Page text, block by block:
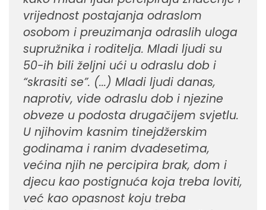
vrijednost postajanja odraslom
osobom i preuzimanja odraslih uloga
supružnika i roditelja. Mladi ljudi su
50-ih bili željni ući u odraslu dob i
“skrasiti se”. (...) Mladi ljudi danas,
naprotiv, vide odraslu dob i njezine
obveze u podosta drugačijem svjetlu.
U njihovim kasnim tinejdžerskim
godinama i ranim dvadesetima,
većina njih ne percipira brak, dom i
djecu kao postignuća koja treba loviti,
već kao opasnost koju treba